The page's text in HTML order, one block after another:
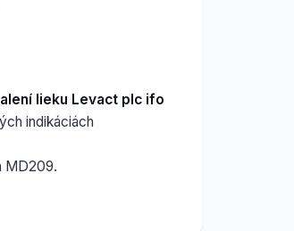
lieku Levact plc ifo
indikáciách
MD209.